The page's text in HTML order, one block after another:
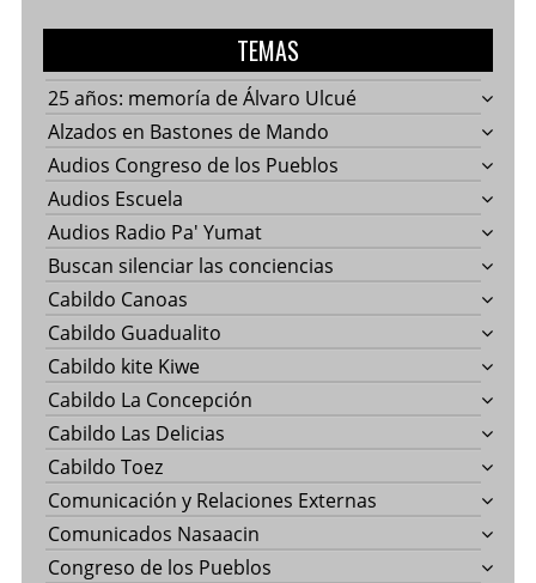
TEMAS
25 años: memoría de Álvaro Ulcué
Alzados en Bastones de Mando
Audios Congreso de los Pueblos
Audios Escuela
Audios Radio Pa' Yumat
Buscan silenciar las conciencias
Cabildo Canoas
Cabildo Guadualito
Cabildo kite Kiwe
Cabildo La Concepción
Cabildo Las Delicias
Cabildo Toez
Comunicación y Relaciones Externas
Comunicados Nasaacin
Congreso de los Pueblos